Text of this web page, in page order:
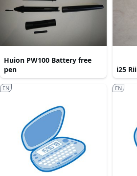
Huion PW100 Battery free
pen
i25
EN EN